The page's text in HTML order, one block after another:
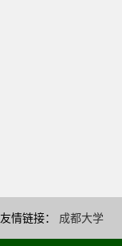
友情链接： 成都大学